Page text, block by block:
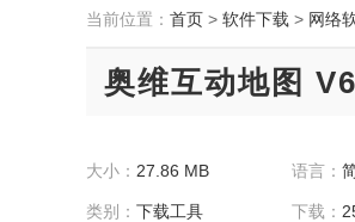
当前位置： 首页 > 软件下载 > 网络
奥维互动地图
大小： 27.86 MB 语言：
类别： 下载工具 下载：